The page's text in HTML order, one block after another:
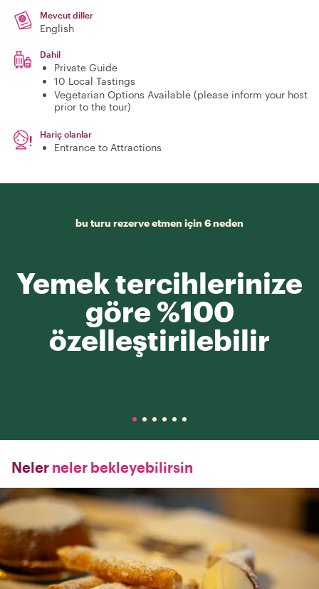
Mevcut diller
English
Dahil
Private Guide
10 Local Tastings
Vegetarian Options Available (please inform your host
prior to the tour)
Hariç olanlar
Entrance to Attractions
bu turu rezerve etmen için 6 neden
Yemek tercihlerinize
göre %100
özelleştirilebilir
Neler neler bekleyebilirsin